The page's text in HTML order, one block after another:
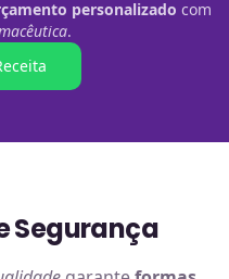
personalizado com
.
Segurança